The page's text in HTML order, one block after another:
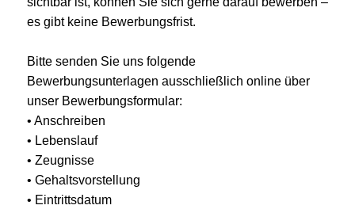
es gibt keine Bewerbungsfrist.
Bitte senden Sie uns folgende
Bewerbungsunterlagen ausschließlich online über
unser Bewerbungsformular:
• Anschreiben
• Lebenslauf
• Zeugnisse
• Gehaltsvorstellung
• Eintrittsdatum